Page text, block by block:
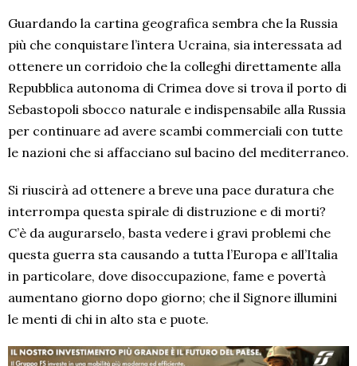
Guardando la cartina geografica sembra che la Russia
più che conquistare l’intera Ucraina, sia interessata ad
ottenere un corridoio che la colleghi direttamente alla
Repubblica autonoma di Crimea dove si trova il porto di
Sebastopoli sbocco naturale e indispensabile alla Russia
per continuare ad avere scambi commerciali con tutte
le nazioni che si affacciano sul bacino del mediterraneo.
Si riuscirà ad ottenere a breve una pace duratura che
interrompa questa spirale di distruzione e di morti?
C’è da augurarselo, basta vedere i gravi problemi che
questa guerra sta causando a tutta l’Europa e all’Italia
in particolare, dove disoccupazione, fame e povertà
aumentano giorno dopo giorno; che il Signore illumini
le menti di chi in alto sta e puote.